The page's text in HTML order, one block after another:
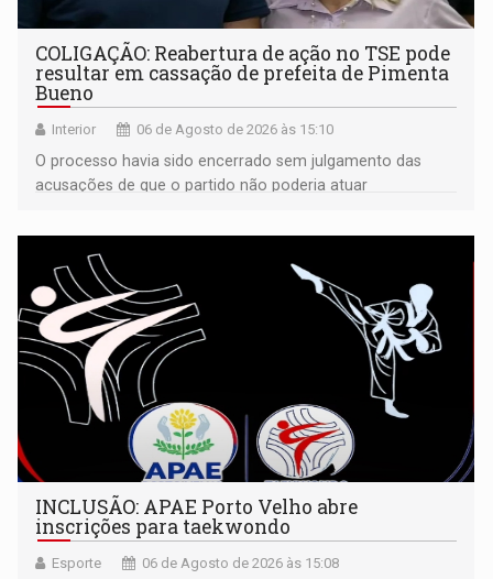
COLIGAÇÃO: Reabertura de ação no TSE pode
resultar em cassação de prefeita de Pimenta
Bueno
Interior 06 de Agosto de 2026 às 15:10
O processo havia sido encerrado sem julgamento das
acusações de que o partido não poderia atuar
INCLUSÃO: APAE Porto Velho abre
inscrições para taekwondo
Esporte 06 de Agosto de 2026 às 15:08